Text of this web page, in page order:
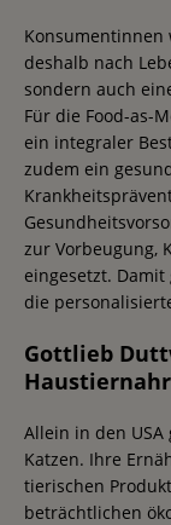
Konsumentinnen
deshalb nach
sondern auch
Für die Food-as-
ein integraler
zudem ein
zur Vorbeugung,
eingesetzt.
die
Gottlieb
Allein in den
Katzen. Ihre
tierischen
beträchtlichen